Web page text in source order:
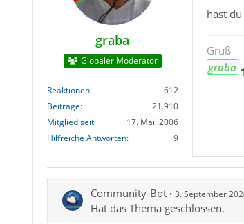
graba
Globaler Moderator
Reaktionen
612
Beiträge
21.910
Mitglied seit
17. Mai. 2006
Hilfreiche Antworten
9
hast
Gruß
graba
Community-Bot 3. September
Hat das Thema geschlossen.